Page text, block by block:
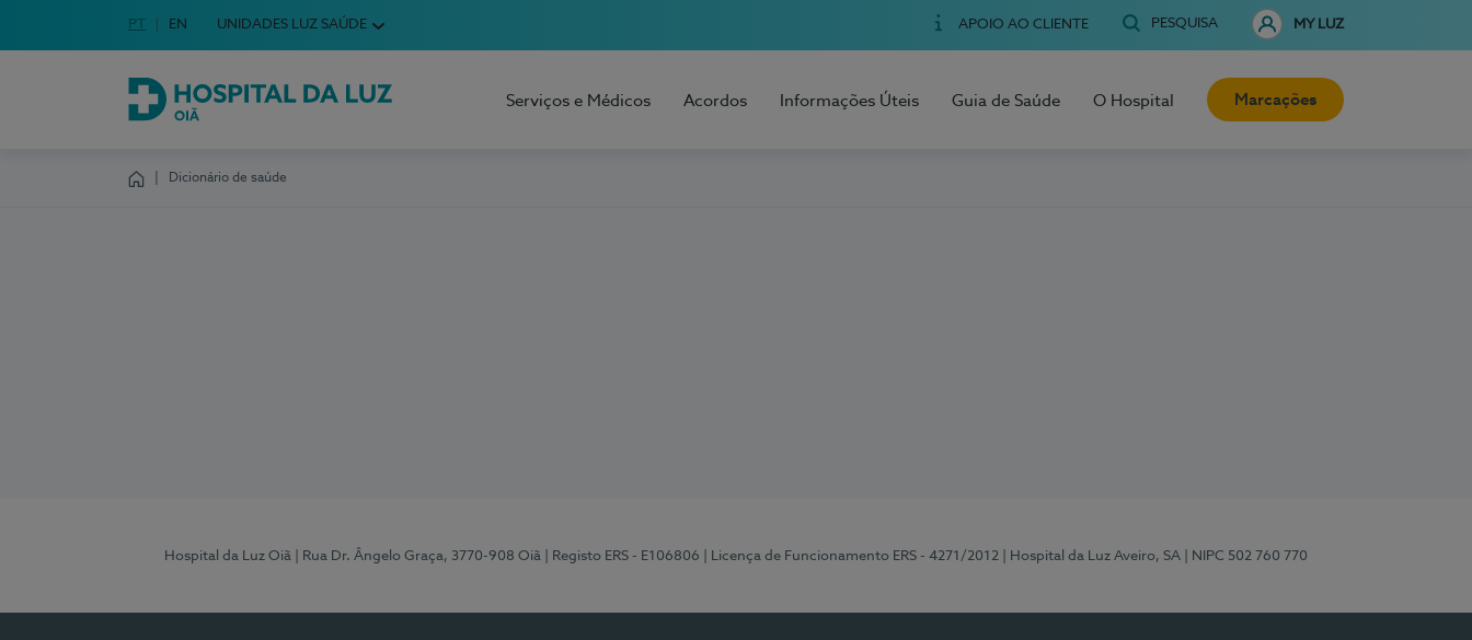
Escolha o seu idioma
Idioma em Português
PT English Language
EN UNIDADES LUZ SAÚDE APOIO AO CLIENTE PESQUISA MY LUZ
Hospital da Luz Oiã
Serviços e Médicos Acordos Informações Úteis Guia de Saúde O Hospital Marcações
Dicionário de saúde
Hospital da Luz Oiã | Rua Dr. Ângelo Graça, 3770-908 Oiã | Registo ERS - E106806 | Licença de Funcionamento ERS - 4271/2012 | Hospital da Luz Aveiro, SA | NIPC 502 760 770